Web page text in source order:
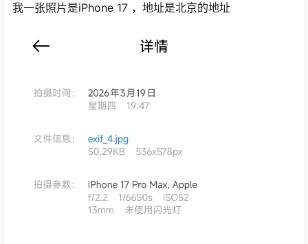
我一张照片是iPhone 17 ，地址是北京的地址